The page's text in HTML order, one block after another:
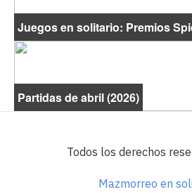
Juegos en solitario: Premios
Partidas de abril (2026)
Todos los derechos
Mazmorreo en